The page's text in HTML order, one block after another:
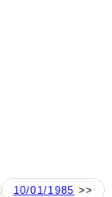
10/01/1985 >>